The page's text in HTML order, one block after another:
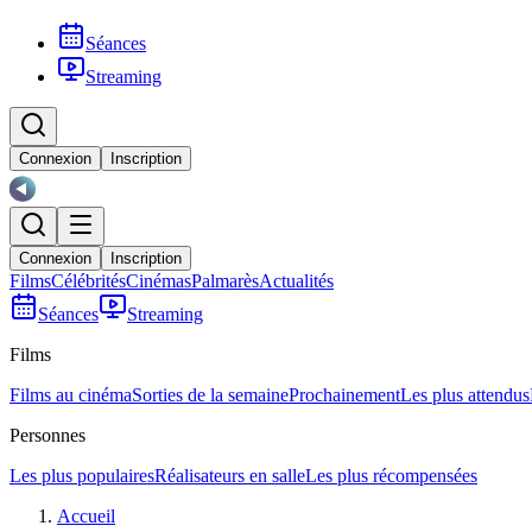
Séances
Streaming
Connexion Inscription
Connexion Inscription
FilmsCélébritésCinémasPalmarèsActualités
Séances
Streaming
Films
Films au cinémaSorties de la semaineProchainementLes plus attendus
Personnes
Les plus populairesRéalisateurs en salleLes plus récompensées
Accueil